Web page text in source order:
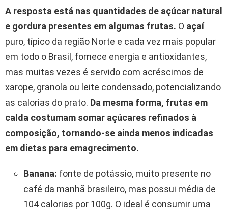
A resposta está nas quantidades de açúcar natural
e gordura presentes em algumas frutas. O açaí
puro, típico da região Norte e cada vez mais popular
em todo o Brasil, fornece energia e antioxidantes,
mas muitas vezes é servido com acréscimos de
xarope, granola ou leite condensado, potencializando
as calorias do prato. Da mesma forma, frutas em
calda costumam somar açúcares refinados à
composição, tornando-se ainda menos indicadas
em dietas para emagrecimento.
Banana: fonte de potássio, muito presente no
café da manhã brasileiro, mas possui média de
104 calorias por 100g. O ideal é consumir uma